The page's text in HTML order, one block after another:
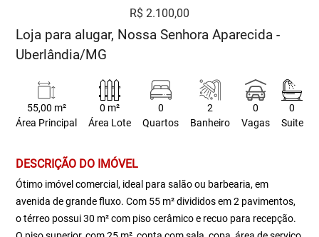
R$ 2.100,00
Loja para alugar, Nossa Senhora Aparecida -
Uberlândia/MG
55,00 m²
Área Principal
0 m²
Área Lote
0
Quartos
2
Banheiro
0
Vagas
0
Suite
DESCRIÇÃO DO IMÓVEL
Ótimo imóvel comercial, ideal para salão ou barbearia, em
avenida de grande fluxo. Com 55 m² divididos em 2 pavimentos,
o térreo possui 30 m² com piso cerâmico e recuo para recepção.